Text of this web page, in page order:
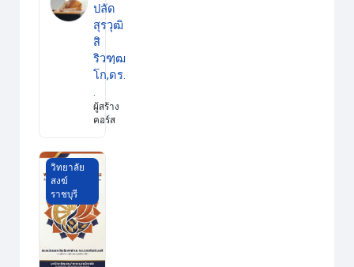
ปลัด
สุรวุฒิ
สิ
ริวฑฺฒ
โก,ดร.
.
ผู้สร้าง
คอร์ส
การจัดการกิจการพระพุทธศาสนาในอาเซียน วส.ราชบุรี
วิทยาลัย
สงฆ์
ราชบุรี